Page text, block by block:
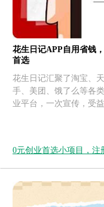
花生日记APP自用省钱
首选
花生日记汇聚了淘宝、
手、美团、饿了么等各
业平台，一次宣传，受
0元创业首选小项目，注